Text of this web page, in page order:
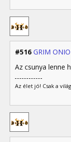
#516 GRIM
Az csunya lenne
Az élet jó! Csak a világ